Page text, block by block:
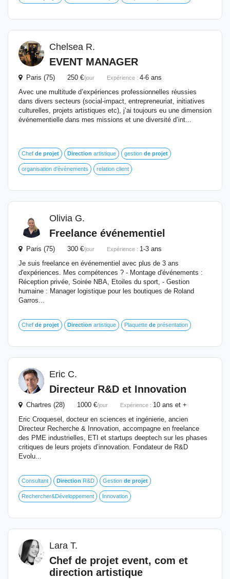
Chelsea R.
EVENT MANAGER
Paris (75) 250 €/jour Expérience : 4-6 ans
Avec une multitude d’expériences professionnelles réussies
dans divers secteurs (social-impact, entrepreneuriat, initiatives
culturelles, projets artistiques etc), j’ai toujours eu une dimension
événementielle dans mes missions et une diversité d’int...
Chef de projet Direction artistique gestion de projet
organisation d'évènements relation client
Olivia G.
Freelance événementiel
Paris (75) 300 €/jour Expérience : 1-3 ans
Je suis freelance en événementiel avec plus de 3 ans
d'expériences. Mes compétences ? - Montage d'événements :
Réception privée, Soirée NBA, Etoiles du sport, - Gestion
humaine : Manager logistique pour les boutiques de Roland
Garros...
Chef de projet Direction artistique Plaquette de présentation
Eric C.
Directeur R&D et Innovation
Chartres (28) 1000 €/jour Expérience : 10 ans et +
Eric Croquesel, docteur en sciences et ingénierie, ancien
Directeur Recherche & Innovation, accompagne en freelance
des PME industrielles, ETI et startups deeptech sur les phases
critiques de leurs projets d’innovation. Fondateur de R&D
Evolu...
Consultant Direction R&D Gestion de projet
Rechercher&Développement Innovation
Lara T.
Chef de projet event, com et
direction artistique